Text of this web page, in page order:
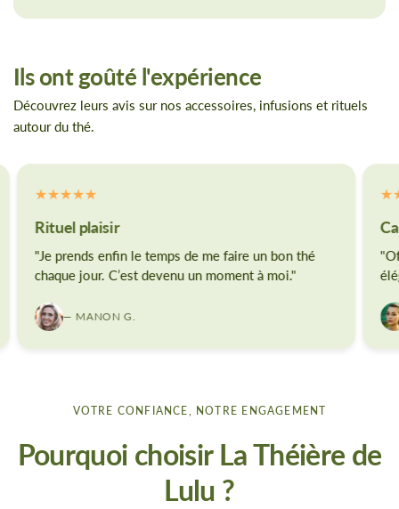
Ils ont goûté l'expérience
Découvrez leurs avis sur nos accessoires, infusions et rituels
autour du thé.
Rituel plaisir
"Je prends enfin le temps de me faire un bon thé
chaque jour. C’est devenu un moment à moi."
— MANON G.
VOTRE CONFIANCE, NOTRE ENGAGEMENT
Pourquoi choisir La Théière de
Lulu ?